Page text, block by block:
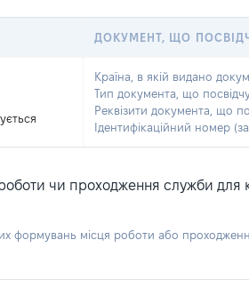
ДОКУМЕНТ, ЩО
Країна, в якій видано
Тип документа, що
Реквізити документа, що
Ідентифікаційний номер
чи проходження служби для
формувань місця роботи або